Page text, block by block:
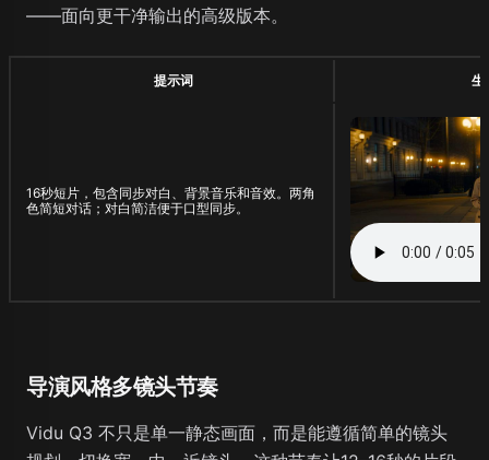
——面向更干净输出的高级版本。
提示词 生
16秒短片，包含同步对白、背景音乐和音效。两角
色简短对话；对白简洁便于口型同步。
导演风格多镜头节奏
Vidu Q3 不只是单一静态画面，而是能遵循简单的镜头